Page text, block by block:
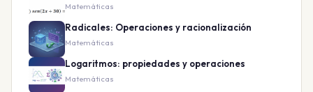
Matemáticas
Radicales: Operaciones y racionalización
Matemáticas
Logaritmos: propiedades y operaciones
Matemáticas